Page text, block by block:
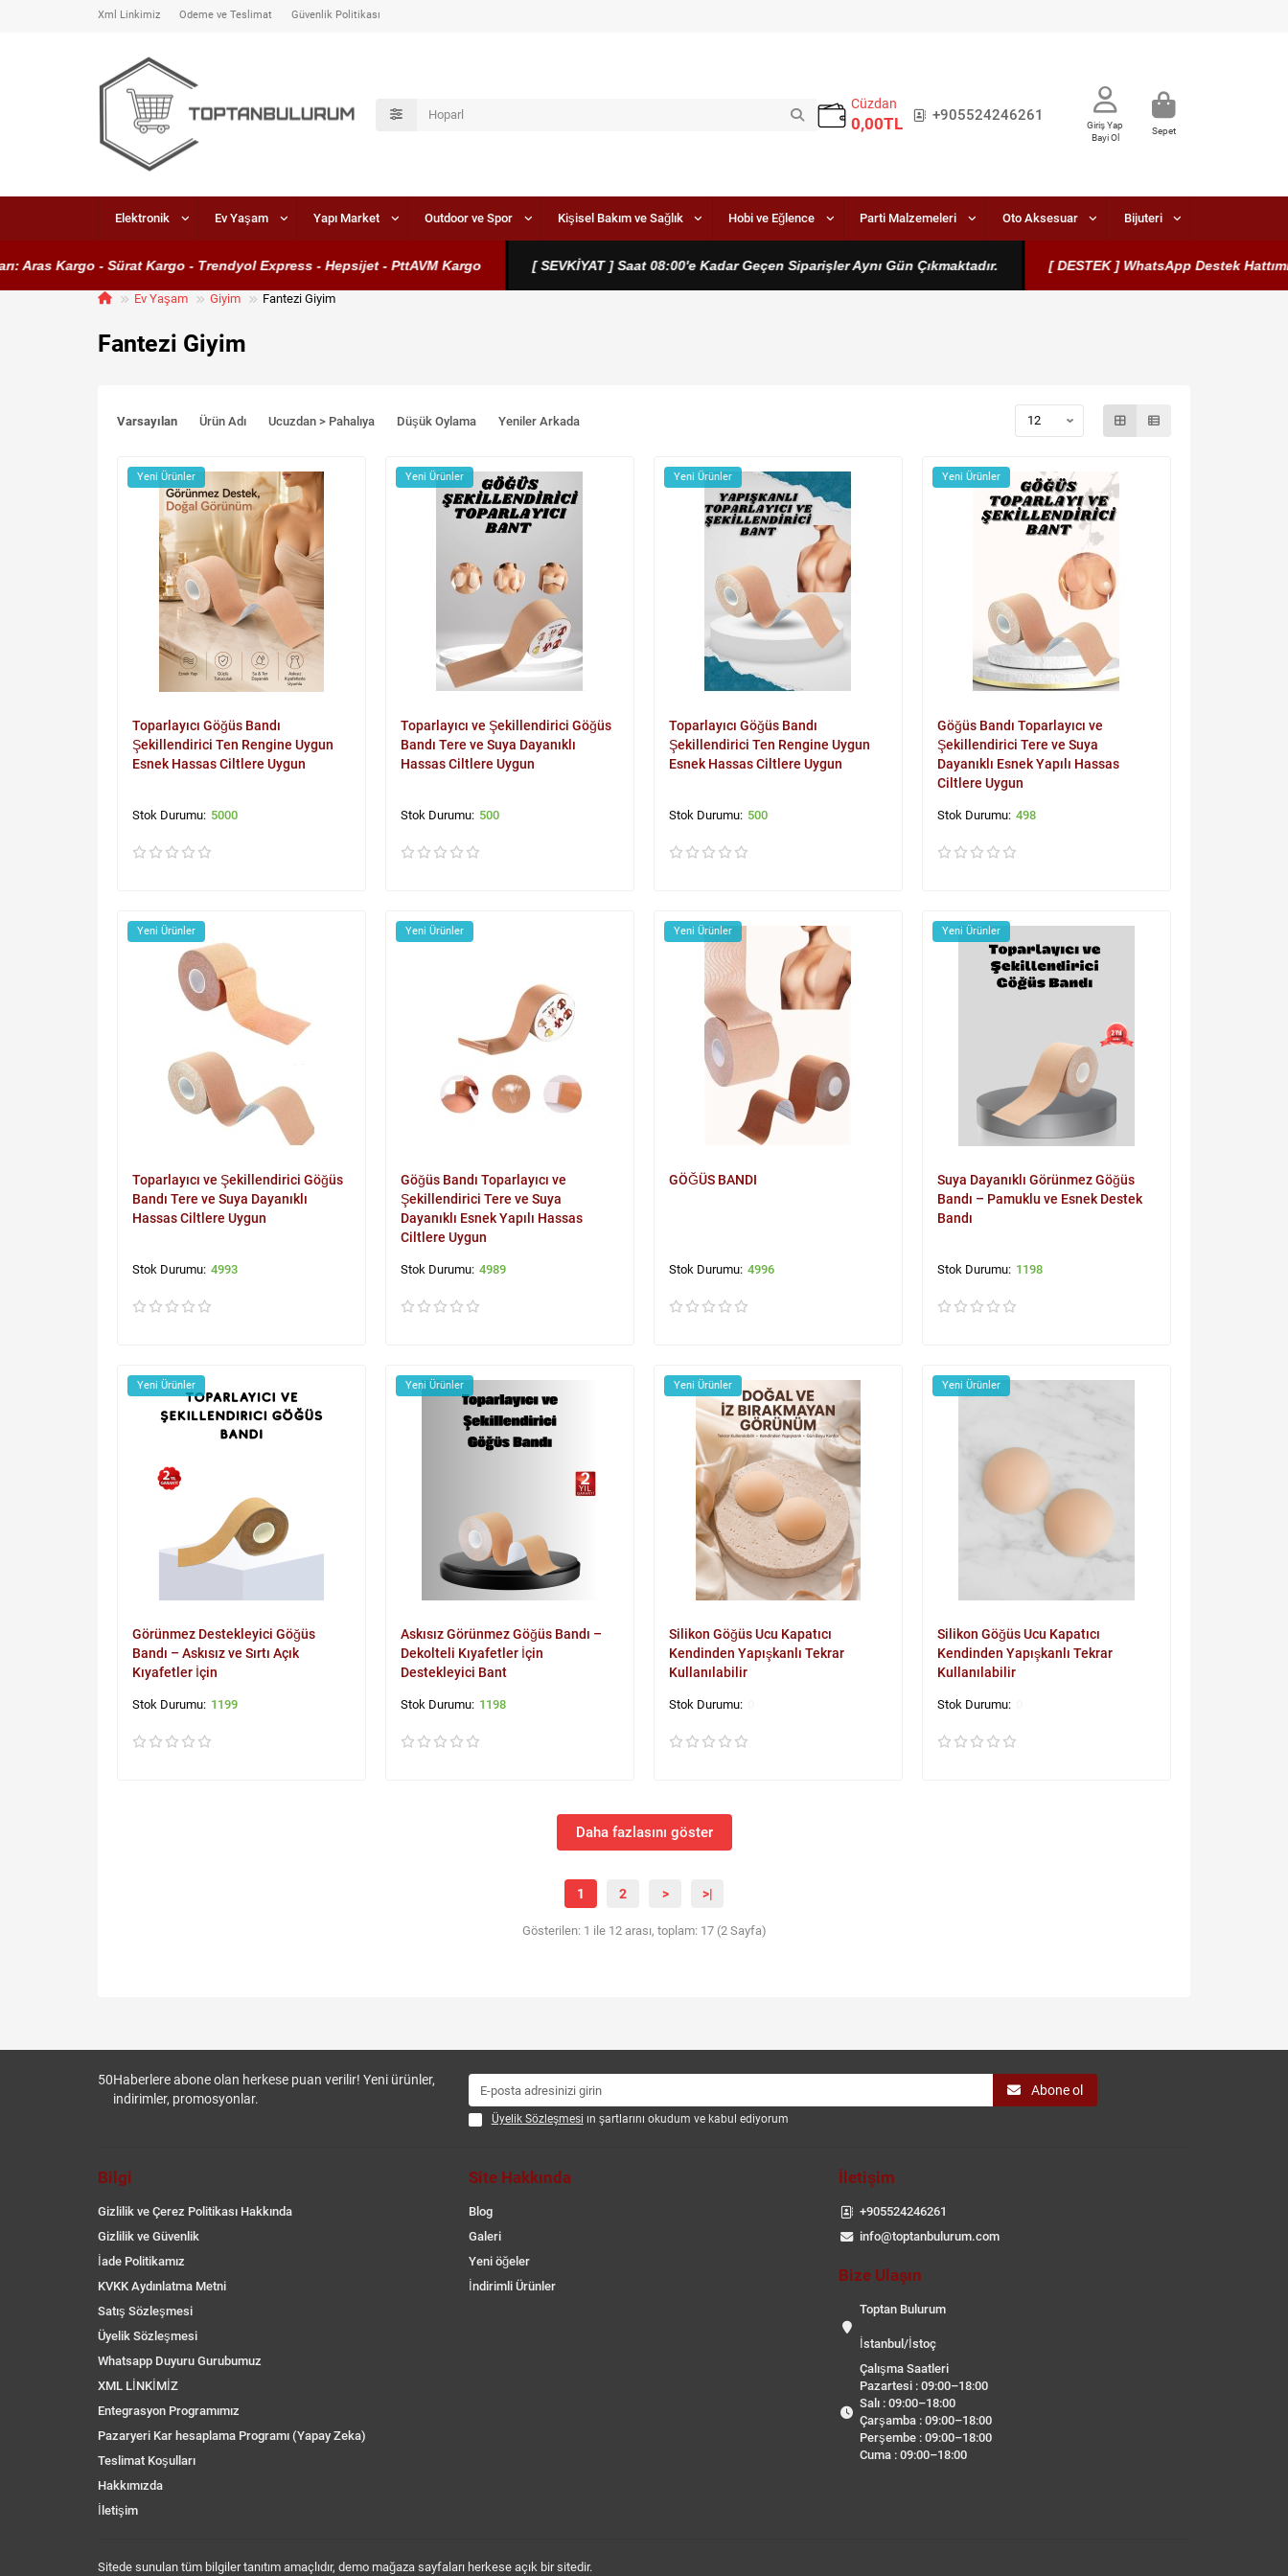
Xml Linkimiz Ödeme ve Teslimat Güvenlik Politikası
Cüzdan
0,00TL +905524246261
Giriş Yap
Bayi Ol
Sepet
Elektronik Ev Yaşam Yapı Market Outdoor ve Spor Kişisel Bakım ve Sağlık Hobi ve Eğlence Parti Malzemeleri Oto Aksesuar Bijuteri
Kargo - Sürat Kargo - Trendyol Express - Hepsijet - PttAVM Kargo [ SEVKİYAT ] Saat 08:00'e Kadar Geçen Siparişler Aynı Gün Çıkmaktadır. [ DESTEK ] WhatsApp Destek Hattımız
Ev Yaşam Giyim Fantezi Giyim
Fantezi Giyim
Varsayılan Ürün Adı Ucuzdan > Pahalıya Düşük Oylama Yeniler Arkada
Yeni Ürünler
Toparlayıcı Göğüs Bandı
Şekillendirici Ten Rengine Uygun
Esnek Hassas Ciltlere Uygun
5000
Yeni Ürünler
Toparlayıcı ve Şekillendirici Göğüs
Bandı Tere ve Suya Dayanıklı
Hassas Ciltlere Uygun
500
Yeni Ürünler
Toparlayıcı Göğüs Bandı
Şekillendirici Ten Rengine Uygun
Esnek Hassas Ciltlere Uygun
500
Yeni Ürünler
Göğüs Bandı Toparlayıcı ve
Şekillendirici Tere ve Suya
Dayanıklı Esnek Yapılı Hassas
Ciltlere Uygun
498
Yeni Ürünler
Toparlayıcı ve Şekillendirici Göğüs
Bandı Tere ve Suya Dayanıklı
Hassas Ciltlere Uygun
4993
Yeni Ürünler
Göğüs Bandı Toparlayıcı ve
Şekillendirici Tere ve Suya
Dayanıklı Esnek Yapılı Hassas
Ciltlere Uygun
4989
Yeni Ürünler
GÖĞÜS BANDI
4996
Yeni Ürünler
Suya Dayanıklı Görünmez Göğüs
Bandı – Pamuklu ve Esnek Destek
Bandı
1198
Yeni Ürünler
Görünmez Destekleyici Göğüs
Bandı – Askısız ve Sırtı Açık
Kıyafetler İçin
1199
Yeni Ürünler
Askısız Görünmez Göğüs Bandı –
Dekolteli Kıyafetler İçin
Destekleyici Bant
1198
Yeni Ürünler
Silikon Göğüs Ucu Kapatıcı
Kendinden Yapışkanlı Tekrar
Kullanılabilir
Yeni Ürünler
Silikon Göğüs Ucu Kapatıcı
Kendinden Yapışkanlı Tekrar
Kullanılabilir
Daha fazlasını göster
1 2 > >|
Gösterilen: 1 ile 12 arası, toplam: 17 (2 Sayfa)
50Haberlere abone olan herkese puan verilir! Yeni ürünler,
indirimler, promosyonlar.
Abone ol
Üyelik Sözleşmesi ın şartlarını okudum ve kabul ediyorum
Bilgi
Gizlilik ve Çerez Politikası Hakkında
Gizlilik ve Güvenlik
İade Politikamız
KVKK Aydınlatma Metni
Satış Sözleşmesi
Üyelik Sözleşmesi
Whatsapp Duyuru Gurubumuz
XML LİNKİMİZ
Entegrasyon Programımız
Pazaryeri Kar hesaplama Programı (Yapay Zeka)
Teslimat Koşulları
Hakkımızda
İletişim
Site Hakkında
Blog
Galeri
Yeni öğeler
İndirimli Ürünler
İletişim
+905524246261
info@toptanbulurum.com
Bize Ulaşın
Toptan Bulurum
İstanbul/İstoç
Çalışma Saatleri
Pazartesi : 09:00–18:00
Salı : 09:00–18:00
Çarşamba : 09:00–18:00
Perşembe : 09:00–18:00
Cuma : 09:00–18:00
Sitede sunulan tüm bilgiler tanıtım amaçlıdır, demo mağaza sayfaları herkese açık bir sitedir.